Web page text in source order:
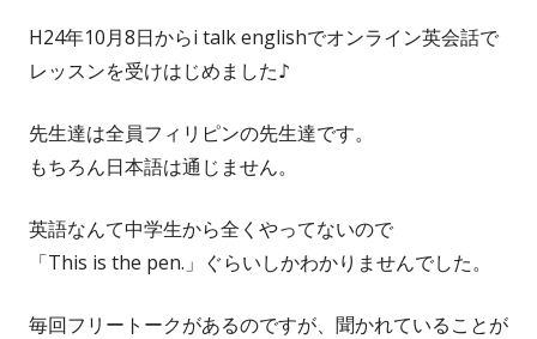
H24年10月8日からi talk englishでオンライン英会話で
レッスンを受けはじめました♪
先生達は全員フィリピンの先生達です。
もちろん日本語は通じません。
英語なんて中学生から全くやってないので
「This is the pen.」ぐらいしかわかりませんでした。
毎回フリートークがあるのですが、聞かれていることが